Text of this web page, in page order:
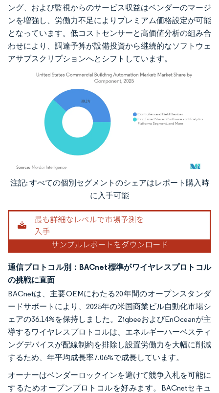
ング、および監視からのサービス収益はベンダーのマージ
ンを増強し、労働力不足によりプレミアム価格設定が可能
となっています。低コストセンサーと高価値分析の組み合
わせにより、調達予算が設備投資から継続的なソフトウェ
アサブスクリプションへとシフトしています。
画像 © Mordor Intelligence。再利用にはCC BY 4.0の表示が必要です。
注記: すべての個別セグメントのシェアはレポート購入時
に入手可能
通信プロトコル別：BACnet標準がワイヤレスプロトコル
の挑戦に直面
BACnetは、主要OEMにわたる20年間のオープンスタンダ
ードサポートにより、2025年の米国商業ビル自動化市場シ
ェアの36.14%を保持しました。ZigbeeおよびEnOceanが主
導するワイヤレスプロトコルは、エネルギーハーベスティ
ングデバイスが配線制約を排除し設置労働力を大幅に削減
するため、年平均成長率7.06%で成長しています。
オーナーはベンダーロックインを避けて競争入札を可能に
するためオープンプロトコルを好みます。BACnetセキュ